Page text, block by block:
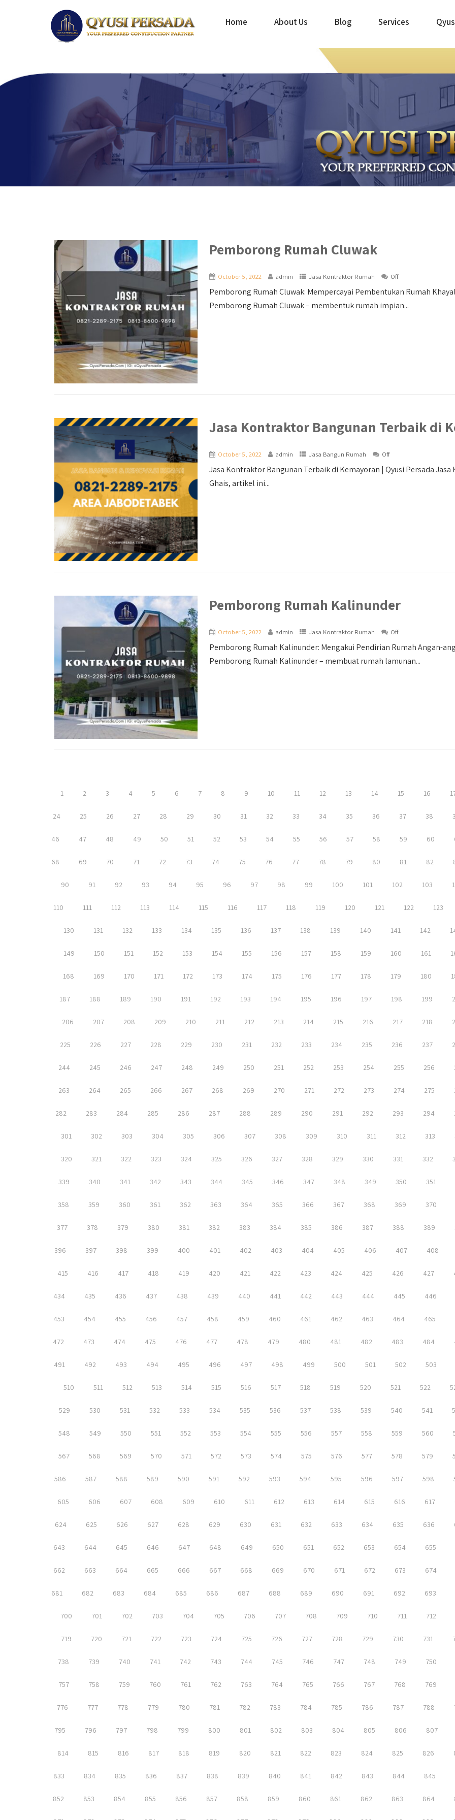
Home About Us Blog Services
Pemborong Rumah Cluwak
October 5, 2022 admin Jasa Kontraktor Rumah Off
Pemborong Rumah Cluwak: Mempercayai Pembentukan Rumah
Pemborong Rumah Cluwak – membentuk rumah impian...
Jasa Kontraktor Bangunan Terbaik di
October 5, 2022 admin Jasa Bangun Rumah Off
Jasa Kontraktor Bangunan Terbaik di Kemayoran | Qyusi Persada
Ghais, artikel ini...
Pemborong Rumah Kalinunder
October 5, 2022 admin Jasa Kontraktor Rumah Off
Pemborong Rumah Kalinunder: Mengakui Pendirian Rumah Angan-
Pemborong Rumah Kalinunder – membuat rumah lamunan...
1 2 3 4 5 6 7 8 9 10 11 12 13 14 15 16
24 25 26 27 28 29 30 31 32 33 34 35 36 37 38
46 47 48 49 50 51 52 53 54 55 56 57 58 59 60
68 69 70 71 72 73 74 75 76 77 78 79 80 81 82
90 91 92 93 94 95 96 97 98 99 100 101 102 103
110 111 112 113 114 115 116 117 118 119 120 121 122 123
130 131 132 133 134 135 136 137 138 139 140 141 142
149 150 151 152 153 154 155 156 157 158 159 160 161
168 169 170 171 172 173 174 175 176 177 178 179 180
187 188 189 190 191 192 193 194 195 196 197 198 199
206 207 208 209 210 211 212 213 214 215 216 217 218
225 226 227 228 229 230 231 232 233 234 235 236 237
244 245 246 247 248 249 250 251 252 253 254 255 256
263 264 265 266 267 268 269 270 271 272 273 274 275
282 283 284 285 286 287 288 289 290 291 292 293 294
301 302 303 304 305 306 307 308 309 310 311 312 313
320 321 322 323 324 325 326 327 328 329 330 331 332
339 340 341 342 343 344 345 346 347 348 349 350 351
358 359 360 361 362 363 364 365 366 367 368 369 370
377 378 379 380 381 382 383 384 385 386 387 388 389
396 397 398 399 400 401 402 403 404 405 406 407 408
415 416 417 418 419 420 421 422 423 424 425 426 427
434 435 436 437 438 439 440 441 442 443 444 445 446
453 454 455 456 457 458 459 460 461 462 463 464 465
472 473 474 475 476 477 478 479 480 481 482 483 484
491 492 493 494 495 496 497 498 499 500 501 502 503
510 511 512 513 514 515 516 517 518 519 520 521 522
529 530 531 532 533 534 535 536 537 538 539 540 541
548 549 550 551 552 553 554 555 556 557 558 559 560
567 568 569 570 571 572 573 574 575 576 577 578 579
586 587 588 589 590 591 592 593 594 595 596 597 598
605 606 607 608 609 610 611 612 613 614 615 616 617
624 625 626 627 628 629 630 631 632 633 634 635 636
643 644 645 646 647 648 649 650 651 652 653 654 655
662 663 664 665 666 667 668 669 670 671 672 673 674
681 682 683 684 685 686 687 688 689 690 691 692 693
700 701 702 703 704 705 706 707 708 709 710 711 712
719 720 721 722 723 724 725 726 727 728 729 730 731
738 739 740 741 742 743 744 745 746 747 748 749 750
757 758 759 760 761 762 763 764 765 766 767 768 769
776 777 778 779 780 781 782 783 784 785 786 787 788
795 796 797 798 799 800 801 802 803 804 805 806 807
814 815 816 817 818 819 820 821 822 823 824 825 826
833 834 835 836 837 838 839 840 841 842 843 844 845
852 853 854 855 856 857 858 859 860 861 862 863 864